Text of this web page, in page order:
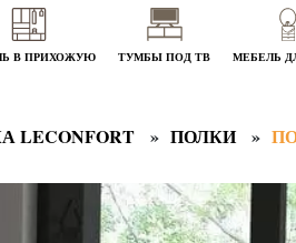
В ПРИХОЖУЮ ТУМБЫ ПОД ТВ МЕБЕЛЬ
ПОЛКИ